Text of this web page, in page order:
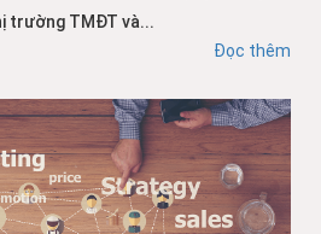
trường TMĐT và...
Đọc thêm